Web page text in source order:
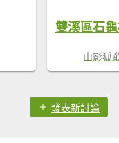
山影狐
發表新討論